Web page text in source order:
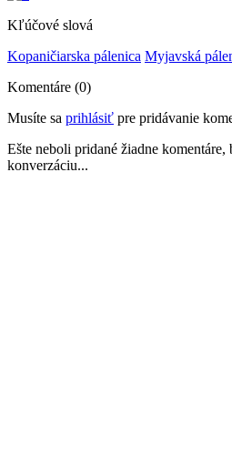
Kľúčové slová
Kopaničiarska pálenica Myjavská
Komentáre (0)
Musíte sa prihlásiť pre pridávanie
Ešte neboli pridané žiadne
konverzáciu...